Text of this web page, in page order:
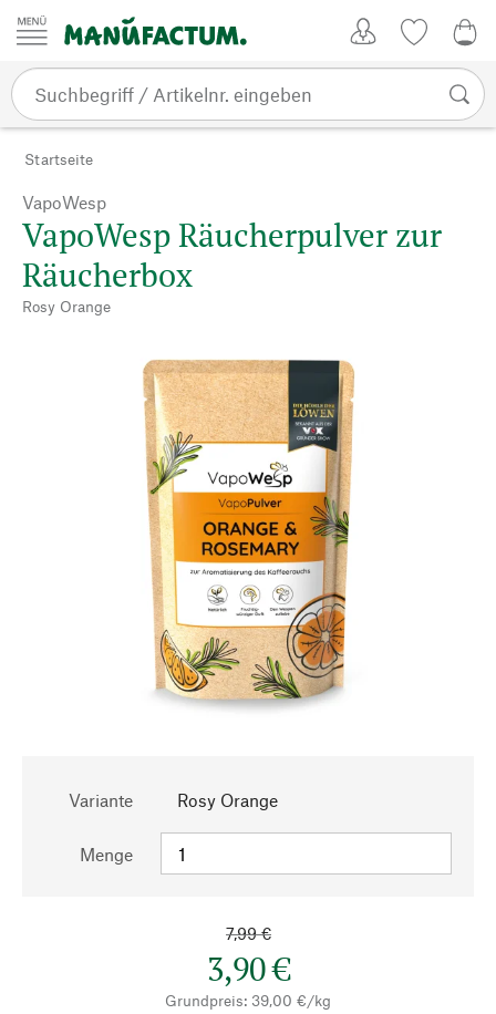
Zum Inhalt springen
Startseite
VapoWesp
VapoWesp Räucherpulver zur
Räucherbox
Rosy Orange
Variante Rosy Orange
Menge
7,99 €
3,90 €
Grundpreis: 39,00 €/kg